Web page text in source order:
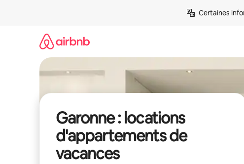
Certaines
Garonne : locations
d'appartements de
vacances